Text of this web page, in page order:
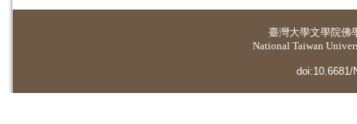
臺灣大學文學院佛
National Taiwan
doi:10.6681/